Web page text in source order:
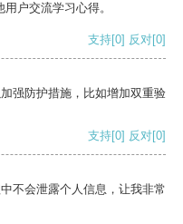
户交流学习心得。
支持[0] 反对[0]
强防护措施，比如增加双重验
支持[0] 反对[0]
不会泄露个人信息，让我非常